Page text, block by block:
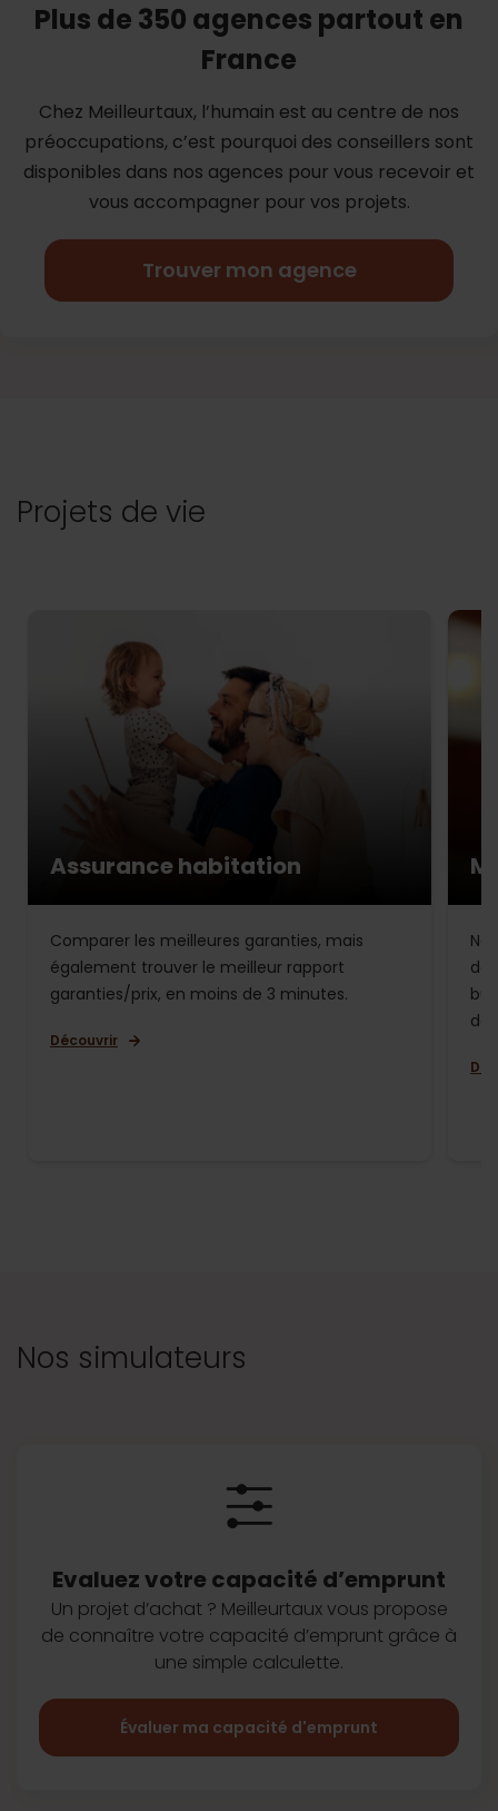
Plus de 350 agences partout en
France
Chez Meilleurtaux, l’humain est au centre de nos
préoccupations, c’est pourquoi des conseillers sont
disponibles dans nos agences pour vous recevoir et
vous accompagner pour vos projets.
Trouver mon agence
Projets de vie
Assurance habitation
Comparer les meilleures garanties, mais
également trouver le meilleur rapport
garanties/prix, en moins de 3 minutes.
Découvrir
de
de
Nos simulateurs
Evaluez votre capacité d’emprunt
Un projet d’achat ? Meilleurtaux vous propose
de connaître votre capacité d’emprunt grâce à
une simple calculette.
Évaluer ma capacité d'emprunt